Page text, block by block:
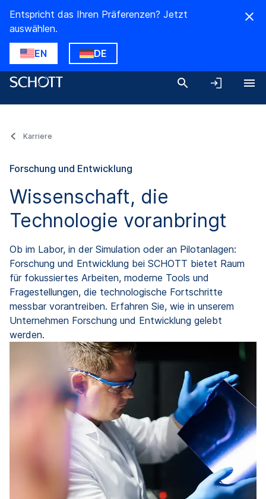
Entspricht das Ihren Präferenzen? Jetzt
auswählen.
EN DE
Karriere
Forschung und Entwicklung
Wissenschaft, die
Technologie voranbringt
Ob im Labor, in der Simulation oder an Pilotanlagen:
Forschung und Entwicklung bei SCHOTT bietet Raum
für fokussiertes Arbeiten, moderne Tools und
Fragestellungen, die technologische Fortschritte
messbar vorantreiben. Erfahren Sie, wie in unserem
Unternehmen Forschung und Entwicklung gelebt
werden.